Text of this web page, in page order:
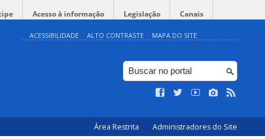
Acesso à informação Legislação Canais
ACESSIBILIDADE ALTO CONTRASTE MAPA DO SITE
Área Restrita Administradores do Site